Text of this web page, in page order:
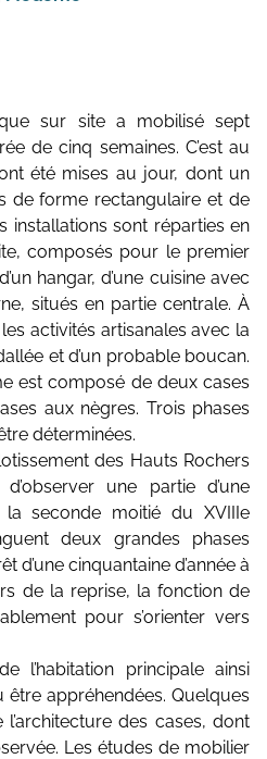
sur site a mobilisé sept
de cinq semaines. C’est au
été mises au jour, dont un
de forme rectangulaire et de
installations sont réparties en
composés pour le premier
hangar, d’une cuisine avec
situés en partie centrale. À
activités artisanales avec la
et d’un probable boucan.
est composé de deux cases
aux nègres. Trois phases
déterminées.
des Hauts Rochers
une partie d’une
seconde moitié du XVIIIe
deux grandes phases
d’une cinquantaine d’année à
de la reprise, la fonction de
pour s’orienter vers
l’habitation principale ainsi
appréhendées. Quelques
des cases, dont
Les études de mobilier